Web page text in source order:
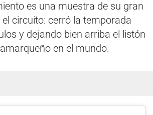
es una muestra de su gran
circuito: cerró la temporada
y dejando bien arriba el listón
en el mundo.